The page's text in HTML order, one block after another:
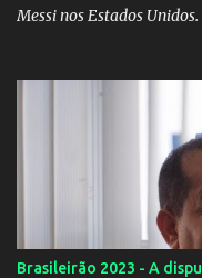
Messi nos Estados Unidos.
Brasileirão 2023 - A